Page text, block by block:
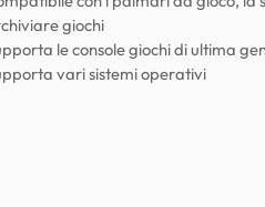
giochi
le console giochi di ultima
vari sistemi operativi